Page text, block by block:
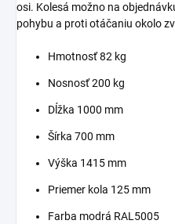
osi. Kolesá možno na
pohybu a proti otáčaniu okolo
Hmotnosť 82 kg
Nosnosť 200 kg
Dĺžka 1000 mm
Šírka 700 mm
Výška 1415 mm
Priemer kola 125 mm
Farba modrá RAL5005